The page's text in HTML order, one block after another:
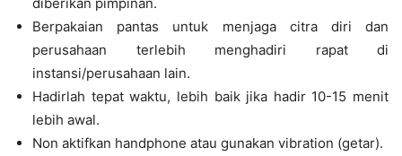
Berpakaian pantas untuk menjaga citra diri dan
perusahaan terlebih menghadiri rapat di
instansi/perusahaan lain.
Hadirlah tepat waktu, lebih baik jika hadir 10-15 menit
lebih awal.
Non aktifkan handphone atau gunakan vibration (getar).